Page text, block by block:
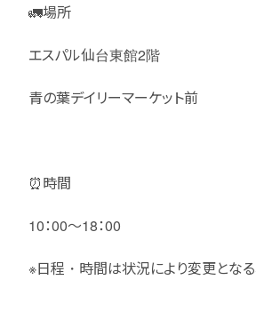
🚛場所
エスパル仙台東館2階
青の葉デイリーマーケット前
⏰時間
10：00～18：00
※日程・時間は状況により変更となる